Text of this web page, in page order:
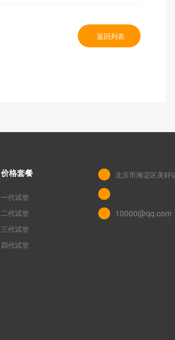
返回列表
价格套餐
一代试管
二代试管
三代试管
四代试管
北京市海淀区美好
10000@qq.com